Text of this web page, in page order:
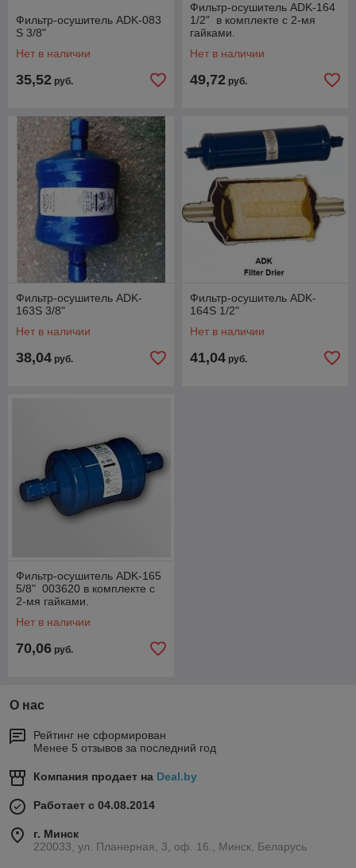
Фильтр-осушитель ADK-083
S 3/8"
Нет в наличии
35,52 руб.
Фильтр-осушитель ADK-164
1/2" в комплекте с 2-мя
гайками.
Нет в наличии
49,72 руб.
Фильтр-осушитель ADK-
163S 3/8"
Нет в наличии
38,04 руб.
Фильтр-осушитель ADK-
164S 1/2"
Нет в наличии
41,04 руб.
Фильтр-осушитель ADK-165
5/8" 003620 в комплекте с
2-мя гайками.
Нет в наличии
70,06 руб.
О нас
Рейтинг не сформирован
Менее 5 отзывов за последний год
Компания продает на Deal.by
Работает с 04.08.2014
г. Минск
220033, ул. Планерная, 3, оф. 16., Минск, Беларусь